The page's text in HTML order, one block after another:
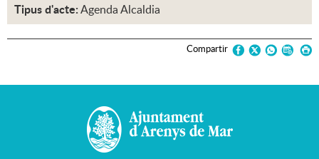
Tipus d'acte:Agenda Alcaldia
Compartir